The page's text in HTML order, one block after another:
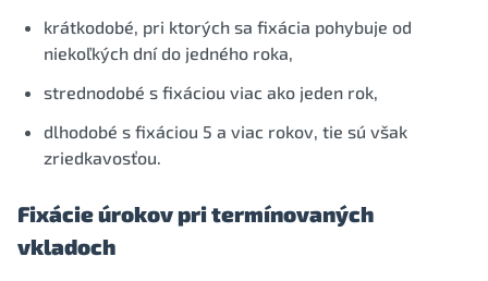
krátkodobé, pri ktorých sa fixácia pohybuje od
niekoľkých dní do jedného roka,
strednodobé s fixáciou viac ako jeden rok,
dlhodobé s fixáciou 5 a viac rokov, tie sú však
zriedkavosťou.
Fixácie úrokov pri termínovaných
vkladoch